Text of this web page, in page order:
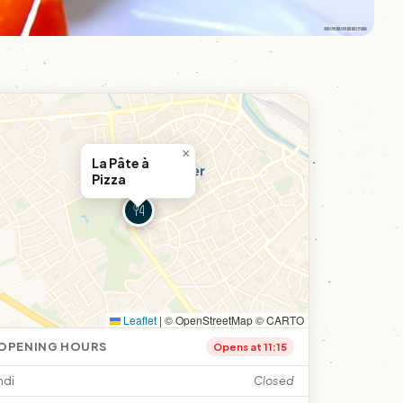
© © DR
La Pâte à
Pizza
×
Leaflet | © OpenStreetMap © CARTO
HOURS Opens at 11:15
Closed